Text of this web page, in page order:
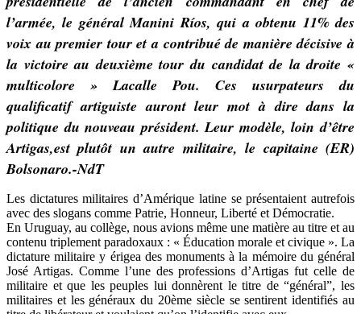
l’armée, le général Manini Ríos, qui a obtenu 11% des
voix au premier tour et a contribué de manière décisive à
la victoire au deuxième tour du candidat de la droite «
multicolore » Lacalle Pou. Ces usurpateurs du
qualificatif artiguiste auront leur mot à dire dans la
politique du nouveau président. Leur modèle, loin d’être
Artigas,est plutôt un autre militaire, le capitaine (ER)
Bolsonaro.-NdT
Les dictatures militaires d’Amérique latine se présentaient autrefois
avec des slogans comme Patrie, Honneur, Liberté et Démocratie.
En Uruguay, au collège, nous avions même une matière au titre et au
contenu triplement paradoxaux : « Éducation morale et civique ». La
dictature militaire y érigea des monuments à la mémoire du général
José Artigas. Comme l’une des professions d’Artigas fut celle de
militaire et que les peuples lui donnèrent le titre de “général”, les
militaires et les généraux du 20ème siècle se sentirent identifiés au